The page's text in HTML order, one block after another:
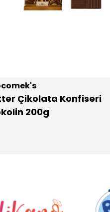
Çikolata Konfiseri
200g